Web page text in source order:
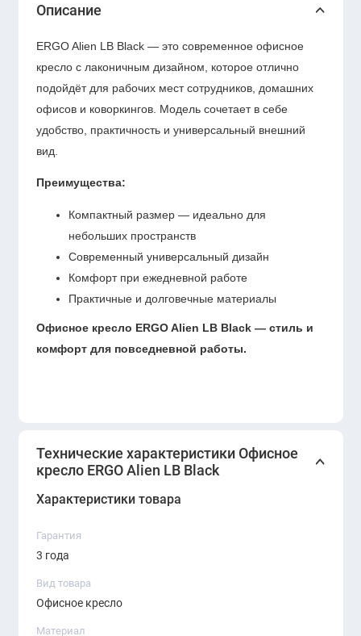
Описание
ERGO Alien LB Black — это современное офисное
кресло с лаконичным дизайном, которое отлично
подойдёт для рабочих мест сотрудников, домашних
офисов и коворкингов. Модель сочетает в себе
удобство, практичность и универсальный внешний
вид.
Преимущества:
Компактный размер — идеально для
небольших пространств
Современный универсальный дизайн
Комфорт при ежедневной работе
Практичные и долговечные материалы
Офисное кресло ERGO Alien LB Black — стиль и
комфорт для повседневной работы.
Технические характеристики Офисное
кресло ERGO Alien LB Black
Характеристики товара
Гарантия
3 года
Вид товара
Офисное кресло
Материал